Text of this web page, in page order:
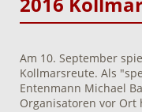
Am 10. September
Kollmarsreute. Als
Entenmann Michael
Organisatoren vor Ort